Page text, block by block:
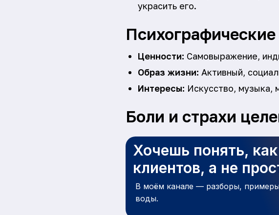
украсить его.
Ценности: Самовыражение,
Образ жизни: Активный,
Интересы: Искусство, музыка,
Боли и страхи
Хочешь понять,
клиентов, а не
В моём канале — разборы,
воды.